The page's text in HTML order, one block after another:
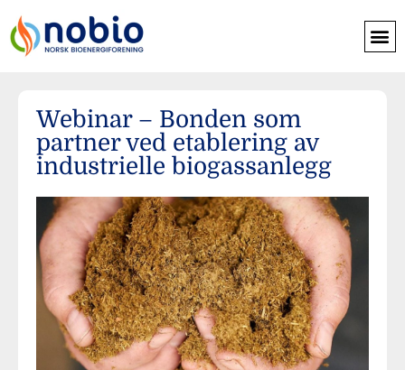
Webinar – Bonden som
partner ved etablering av
industrielle biogassanlegg